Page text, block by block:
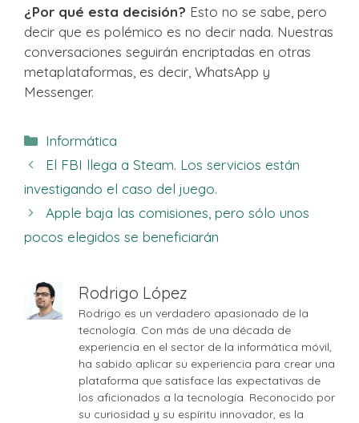
¿Por qué esta decisión? Esto no se sabe, pero
decir que es polémico es no decir nada. Nuestras
conversaciones seguirán encriptadas en otras
metaplataformas, es decir, WhatsApp y
Messenger.
Categorías
Informática
El FBI llega a Steam. Los servicios están
investigando el caso del juego.
Apple baja las comisiones, pero sólo unos
pocos elegidos se beneficiarán
Rodrigo López
Rodrigo es un verdadero apasionado de la
tecnología. Con más de una década de
experiencia en el sector de la informática móvil,
ha sabido aplicar su experiencia para crear una
plataforma que satisface las expectativas de
los aficionados a la tecnología. Reconocido por
su curiosidad y su espíritu innovador, es la